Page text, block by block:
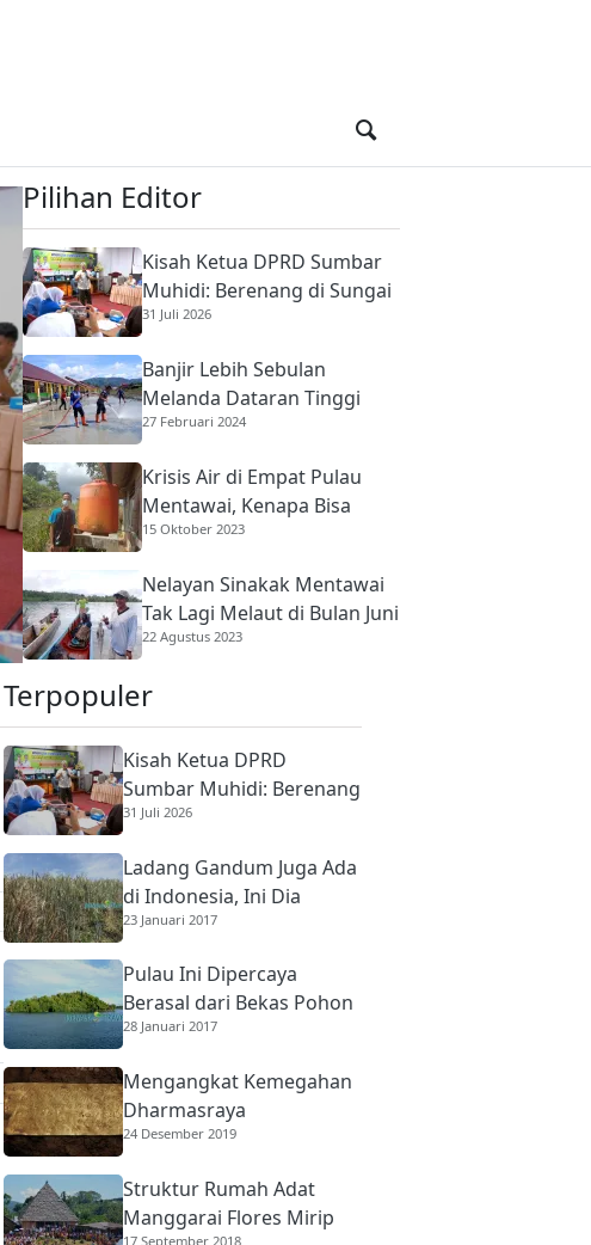
LINGKUNGAN
Banjir Lebih Sebulan Melanda Dataran
Pilihan Editor
Kisah Ketua DPRD Sumbar
Muhidi: Berenang di Sungai
Berbuaya Demi Membantu
31 Juli 2026
Banjir Lebih Sebulan
Melanda Dataran Tinggi
Kerinci
27 Februari 2024
Krisis Air di Empat Pulau
Mentawai, Kenapa Bisa
Terjadi?
15 Oktober 2023
Nelayan Sinakak Mentawai
Tak Lagi Melaut di Bulan Juni
22 Agustus 2023
Terpopuler
Kisah Ketua DPRD
Sumbar Muhidi: Berenang
di Sungai Berbuaya Demi
Orang Tua
31 Juli 2026
Ladang Gandum Juga Ada
di Indonesia, Ini Dia
23 Januari 2017
Pulau Ini Dipercaya
Berasal dari Bekas Pohon
Raksasa
28 Januari 2017
Mengangkat Kemegahan
Dharmasraya
24 Desember 2019
Struktur Rumah Adat
Manggarai Flores Mirip
17 September 2018